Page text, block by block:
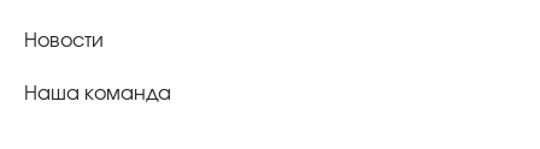
Новости
Наша команда